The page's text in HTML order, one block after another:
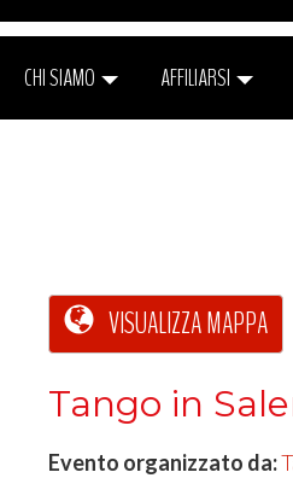
CHI SIAMO AFFILIARSI
VISUALIZZA MAPPA
Tango in
Evento organizzato da: